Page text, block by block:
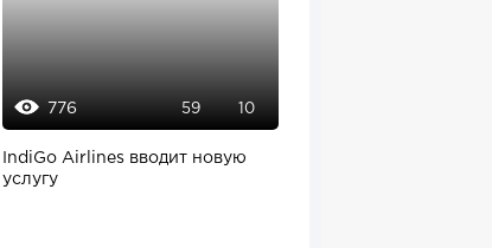
776 59 10
IndiGo Airlines вводит новую
услугу